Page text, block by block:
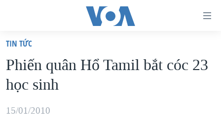
truy
cập
Tới
dung
VIỆT NAM
HOA KỲ
BIỂN ĐÔNG
TIN TỨC
Phiến quân Hổ Tamil bắt cóc 23
học sinh
15/01/2010